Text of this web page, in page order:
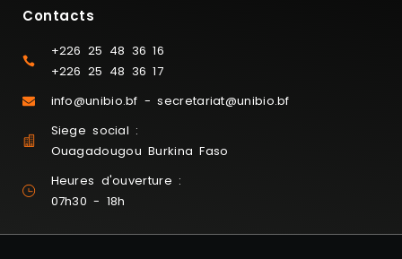
Contacts
+226 25 48 36 16
+226 25 48 36 17
info@unibio.bf - secretariat@unibio.bf
Siege social :
Ouagadougou Burkina Faso
Heures d'ouverture :
07h30 - 18h